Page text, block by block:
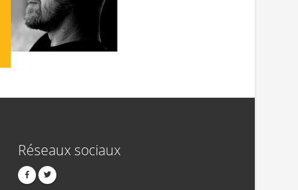
Réseaux sociaux